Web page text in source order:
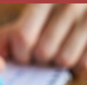
集客 定年 書
Webマーケティング
米丸剛 Web制作
英語 キャリアア
デル 広告 SEO